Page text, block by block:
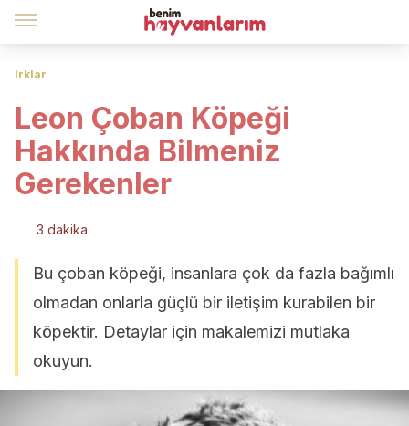
Irklar
Leon Çoban Köpeği
Hakkında Bilmeniz
Gerekenler
3 dakika
Bu çoban köpeği, insanlara çok da fazla bağımlı
olmadan onlarla güçlü bir iletişim kurabilen bir
köpektir. Detaylar için makalemizi mutlaka
okuyun.